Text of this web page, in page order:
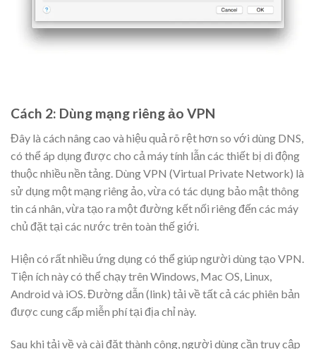
Cách 2: Dùng mạng riêng ảo VPN
Đây là cách nâng cao và hiệu quả rõ rệt hơn so với dùng DNS,
có thể áp dụng được cho cả máy tính lẫn các thiết bị di động
thuộc nhiều nền tảng. Dùng VPN (Virtual Private Network) là
sử dụng một mạng riêng ảo, vừa có tác dụng bảo mật thông
tin cá nhân, vừa tạo ra một đường kết nối riêng đến các máy
chủ đặt tại các nước trên toàn thế giới.
Hiện có rất nhiều ứng dụng có thể giúp người dùng tạo VPN.
Tiện ích này có thể chạy trên Windows, Mac OS, Linux,
Android và iOS. Đường dẫn (link) tải về tất cả các phiên bản
được cung cấp miễn phí tại địa chỉ này.
Sau khi tải về và cài đặt thành công, người dùng cần truy cập